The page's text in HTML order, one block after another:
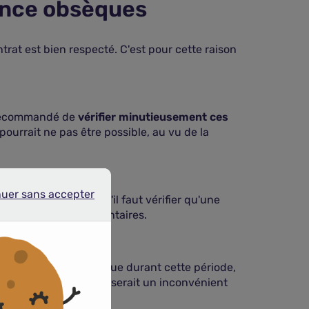
obsèques
est bien respecté. C'est pour cette raison
de vérifier minutieusement ces
ne pas être possible, au vu de la
C'est pour cela qu'il faut vérifier qu'une
de frais supplémentaires.
ans
. C'est-à-dire que durant cette période,
pas trop long. Cela serait un inconvénient
sans accepter
sans accepter